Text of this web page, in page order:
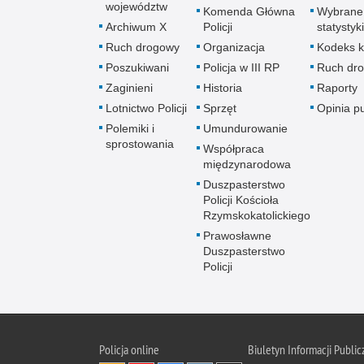
województw
Archiwum X
Ruch drogowy
Poszukiwani
Zaginieni
Lotnictwo Policji
Polemiki i
sprostowania
Komenda Główna
Policji
Organizacja
Policja w III RP
Historia
Sprzęt
Umundurowanie
Współpraca
międzynarodowa
Duszpasterstwo
Policji Kościoła
Rzymskokatolickiego
Prawosławne
Duszpasterstwo
Policji
Wybrane
statystyki
Kodeks
Ruch
Raporty
Opinia
Policjaonline Biuletyn Informacji